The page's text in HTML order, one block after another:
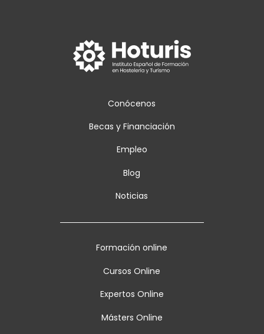
Conócenos
Becas y Financiación
Empleo
Blog
Noticias
Formación online
Cursos Online
Expertos Online
Másters Online